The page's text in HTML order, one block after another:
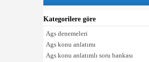
Kategorilere göre
Ags denemeleri
Ags konu anlatımı
Ags konu anlatımlı soru bankası